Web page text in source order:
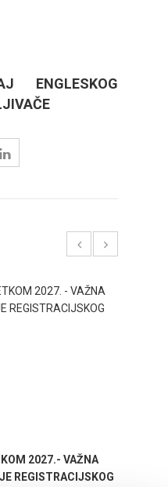
ENGLESKOG
2027.- VAŽNA
REGISTRACIJSKOG